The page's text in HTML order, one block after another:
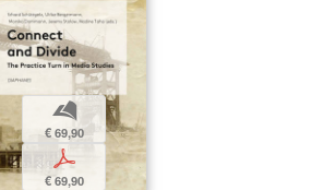
b
€ 69,90
p
€ 69,90